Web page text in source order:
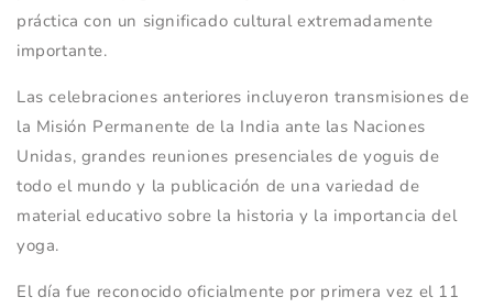
práctica con un significado cultural extremadamente
importante.
Las celebraciones anteriores incluyeron transmisiones de
la Misión Permanente de la India ante las Naciones
Unidas, grandes reuniones presenciales de yoguis de
todo el mundo y la publicación de una variedad de
material educativo sobre la historia y la importancia del
yoga.
El día fue reconocido oficialmente por primera vez el 11